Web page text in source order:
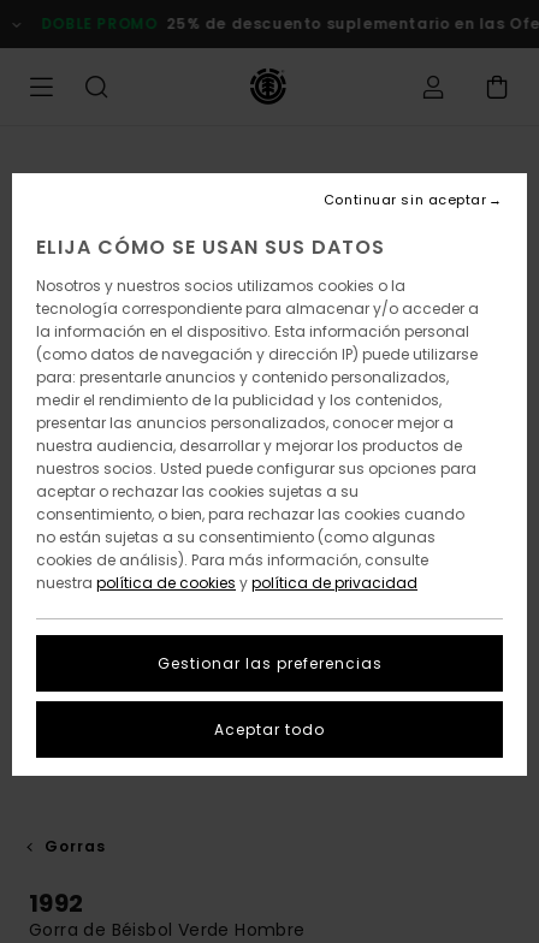
la
PROMO 25% de descuento suplementario en las Ofertas
Gorras
1992
Gorra de Béisbol Verde Hombre
ELIJA CÓMO SE USAN SUS DATOS
Nosotros y nuestros socios utilizamos cookies o la
tecnología correspondiente para almacenar y/o acceder a
la información en el dispositivo. Esta información personal
(como datos de navegación y dirección IP) puede utilizarse
para: presentarle anuncios y contenido personalizados,
medir el rendimiento de la publicidad y los contenidos,
presentar las anuncios personalizados, conocer mejor a
nuestra audiencia, desarrollar y mejorar los productos de
nuestros socios. Usted puede configurar sus opciones para
aceptar o rechazar las cookies sujetas a su
consentimiento, o bien, para rechazar las cookies cuando
no están sujetas a su consentimiento (como algunas
cookies de análisis). Para más información, consulte
nuestra política de cookies ypolítica de privacidad
Gestionar las preferencias
Continuar sin aceptar
Aceptar todo